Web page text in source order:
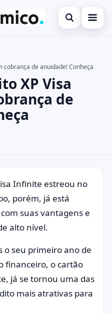
Abrir busca
ou ESC para fechar.
cobrança de anuidade! Conheça
XP Visa
de
Infinite estreou no
porém, já está
suas vantagens e
alto nível.
o seu primeiro ano de
financeiro, o cartão
já se tornou uma das
mais atrativas para